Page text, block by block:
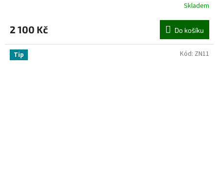
Skladem
2 100 Kč Do košíku
Tip Kód: ZN11